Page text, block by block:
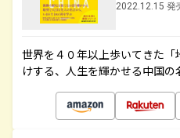
2022.12.15 発
世界を４０年以上歩いてきた
けする、人生を輝かせる中国